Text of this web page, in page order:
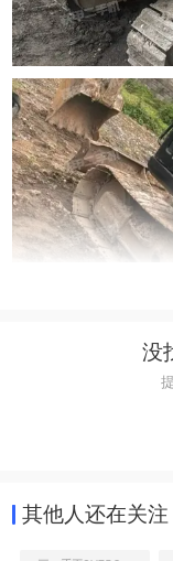
没
其他人还在关注